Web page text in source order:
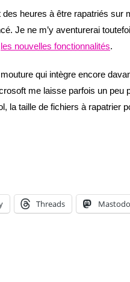
heures à être rapatriés sur
Je ne m’y aventurerai
les nouvelles fonctionnalités.
qui intègre encore
me laisse parfois un peu
la taille de fichiers à rapatrier
Threads